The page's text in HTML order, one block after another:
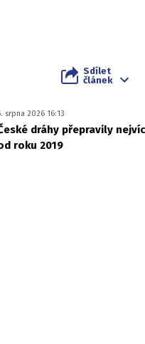
Sdílet
článek
srpna 2026 16:13
dráhy přepravily
roku 2019